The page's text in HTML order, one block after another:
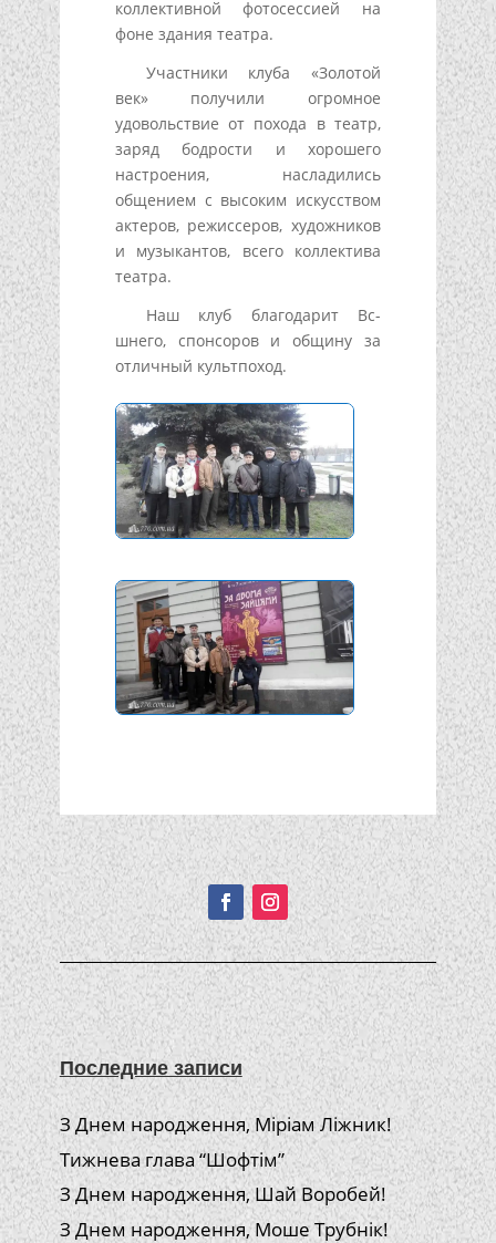
коллективной фотосессией на
фоне здания театра.
Участники клуба «Золотой
век» получили огромное
удовольствие от похода в театр,
заряд бодрости и хорошего
настроения, насладились
общением с высоким искусством
актеров, режиссеров, художников
и музыкантов, всего коллектива
театра.
Наш клуб благодарит Вс-
шнего, спонсоров и общину за
отличный культпоход.
Подписывайтесь!
Последние записи
З Днем народження, Міріам Ліжник!
Тижнева глава “Шофтім”
З Днем народження, Шай Воробей!
З Днем народження, Моше Трубнік!